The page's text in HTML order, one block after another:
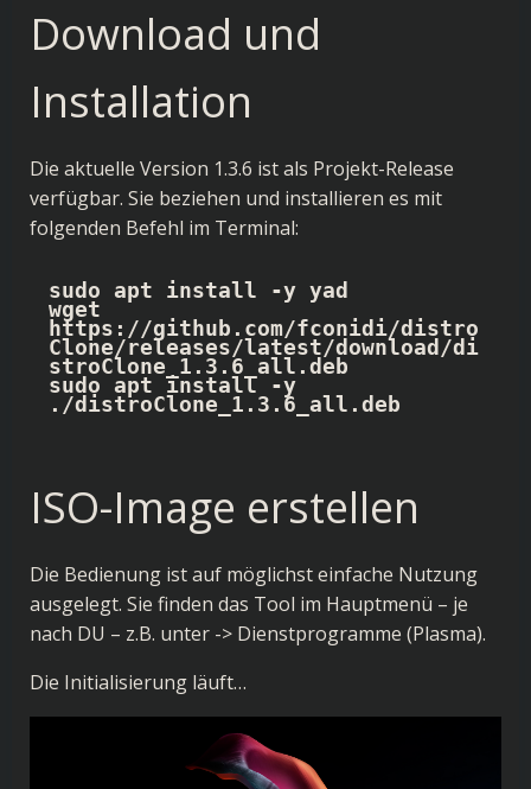
Download und
Installation
Die aktuelle Version 1.3.6 ist als Projekt-Release
verfügbar. Sie beziehen und installieren es mit
folgenden Befehl im Terminal:
sudo apt install -y yad
wget
https://github.com/fconidi/distro
Clone/releases/latest/download/di
stroClone_1.3.6_all.deb
sudo apt install -y
./distroClone_1.3.6_all.deb
ISO-Image erstellen
Die Bedienung ist auf möglichst einfache Nutzung
ausgelegt. Sie finden das Tool im Hauptmenü – je
nach DU – z.B. unter -> Dienstprogramme (Plasma).
Die Initialisierung läuft…